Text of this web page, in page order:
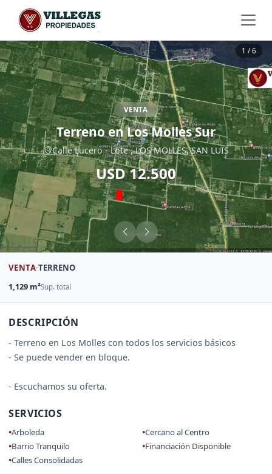
1 / 6
VENTA
Terreno en Los Molles Sur
Calle Lucero - Lote , LOS MOLLES, SAN LUIS
USD 12.500
VENTA·TERRENO
1,129 m²Sup. total
DESCRIPCIÓN
- Terreno en Los Molles con todos los servicios básicos
- Se puede vender en bloque.
- Escuchamos su oferta.
SERVICIOS
Arboleda
Barrio Tranquilo
Calles Consolidadas
Cercano al Centro
Financiación Disponible